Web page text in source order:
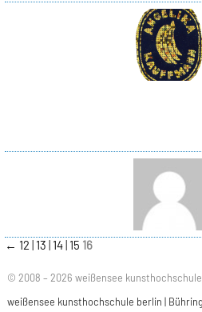
← 12 13 14 15 16
© 2008 – 2026 weißensee
weißensee kunsthochschule berlin |